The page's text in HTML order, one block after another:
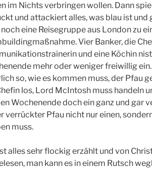
im Nichts verbringen wollen. Dann
und attackiert alles, was blau ist und
eine Reisegruppe aus London zu
Vier Banker, die
und eine Köchin
mehr oder weniger freiwillig
so, wie es kommen muss, der Pfau
los, Lord McIntosh muss handeln
Wochenende doch ein ganz und gar
verrückter Pfau nicht nur einen,
muss.
alles sehr flockig erzählt und von
man kann es in einem Rutsch